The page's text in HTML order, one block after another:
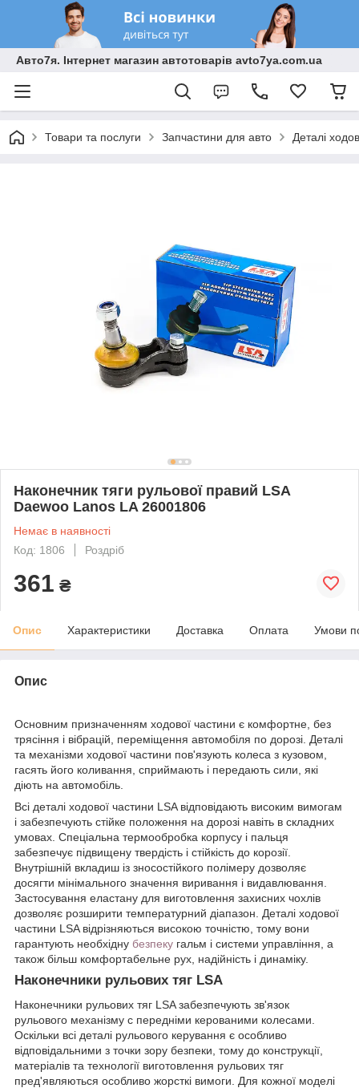
Авто7я. Інтернет магазин автотоварів avto7ya.com.ua
Товари та послуги Запчастини для авто Деталі
Наконечник тяги рульової правий LSA
Daewoo Lanos LA 26001806
Немає в наявності
Код: 1806
Роздріб
361 ₴
Опис Характеристики Доставка Оплата Умови
Опис
Основним призначенням ходової частини є комфортне, без
трясіння і вібрацій, переміщення автомобіля по дорозі. Деталі
та механізми ходової частини пов'язують колеса з кузовом,
гасять його коливання, сприймають і передають сили, які
діють на автомобіль.
Всі деталі ходової частини LSA відповідають високим вимогам
і забезпечують стійке положення на дорозі навіть в складних
умовах. Спеціальна термообробка корпусу і пальця
забезпечує підвищену твердість і стійкість до корозії.
Внутрішній вкладиш із зносостійкого полімеру дозволяє
досягти мінімального значення виривання і видавлювання.
Застосування еластану для виготовлення захисних чохлів
дозволяє розширити температурний діапазон. Деталі ходової
частини LSA відрізняються високою точністю, тому вони
гарантують необхідну безпеку гальм і системи управління, а
також більш комфортабельне рух, надійність і динаміку.
Наконечники рульових тяг LSA
Наконечники рульових тяг LSA забезпечують зв'язок
рульового механізму c передніми керованими колесами.
Оскільки всі деталі рульового керування є особливо
відповідальними з точки зору безпеки, тому до конструкції,
матеріалів та технології виготовлення рульових тяг
пред'являються особливо жорсткі вимоги. Для кожної моделі